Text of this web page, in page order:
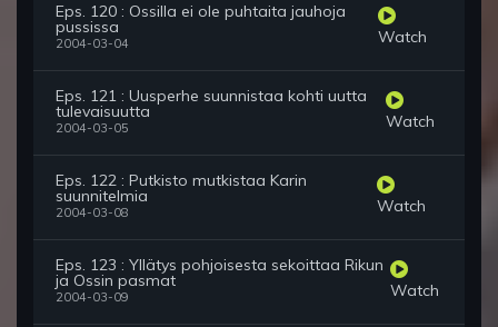
Eps. 120 : Ossilla ei ole puhtaita jauhoja
pussissa
2004-03-04 Watch
Eps. 121 : Uusperhe suunnistaa kohti uutta
tulevaisuutta
2004-03-05 Watch
Eps. 122 : Putkisto mutkistaa Karin
suunnitelmia
2004-03-08 Watch
Eps. 123 : Yllätys pohjoisesta sekoittaa Rikun
ja Ossin pasmat
2004-03-09 Watch